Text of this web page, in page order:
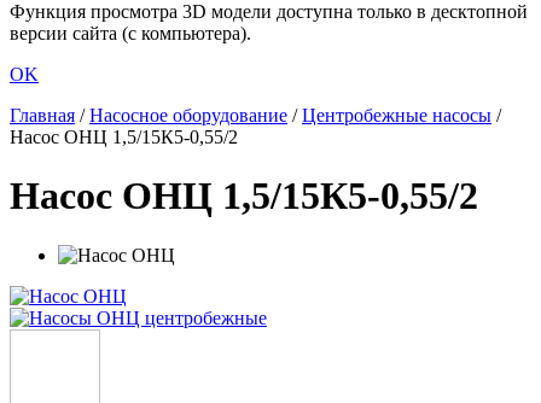
Функция просмотра 3D модели доступна только в десктопной
версии сайта (с компьютера).
OK
Главная /Насосное оборудование /Центробежные насосы /
Насос ОНЦ 1,5/15К5-0,55/2
Насос ОНЦ 1,5/15К5-0,55/2